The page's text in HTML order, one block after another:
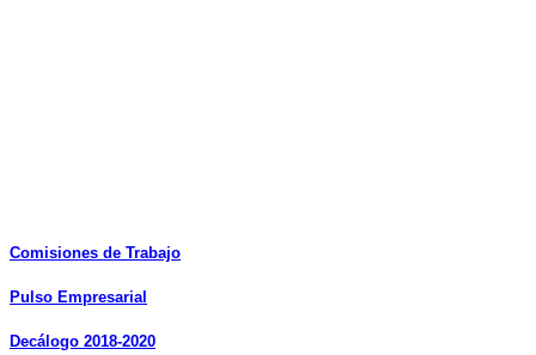
Comisiones de Trabajo
Pulso Empresarial
Decálogo 2018-2020